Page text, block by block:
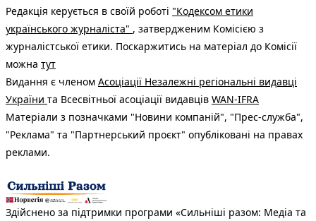
Редакція керується в своїй роботі "Кодексом етики
українського журналіста" , затвердженим Комісією з
журналістської етики. Поскаржитись на матеріал до Комісії
можна тут
Видання є членом Асоціації Незалежні регіональні видавці
України та Всесвітньої асоціації видавців WAN-IFRA
Матеріали з позначками "Новини компаній", "Прес-служба",
"Реклама" та "Партнерський проєкт" опубліковані на правах
реклами.
Здійснено за підтримки програми «Сильніші разом: Медіа та